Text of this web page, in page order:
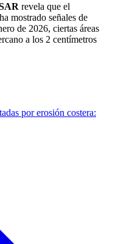
revela que el
mostrado señales de
de 2026, ciertas áreas
a los 2 centímetros
por erosión costera: